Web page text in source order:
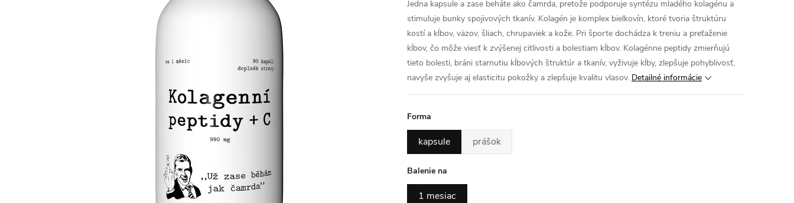
Jedna kapsule a zase beháte ako čamrda, pretože podporuje syntézu mladého kolagénu a
stimuluje bunky spojivových tkanív. Kolagén je komplex bielkovín, ktoré tvoria štruktúru
kostí a kĺbov, väzov, šliach, chrupaviek a kože. Pri športe dochádza k treniu a preťaženie
kĺbov, čo môže viesť k zvýšenej citlivosti a bolestiam kĺbov. Kolagénne peptidy zmierňujú
tieto bolesti, bráni starnutiu kĺbových štruktúr a tkanív, vyživuje kĺby, zlepšuje pohyblivosť,
navyše zvyšuje aj elasticitu pokožky a zlepšuje kvalitu vlasov. Detailné informácie
Forma
kapsule prášok
Balenie na
1 mesiac